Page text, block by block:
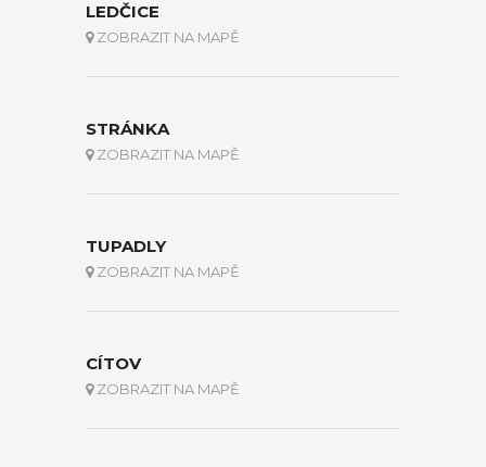
LEDČICE
ZOBRAZIT NA MAPĚ
STRÁNKA
ZOBRAZIT NA MAPĚ
TUPADLY
ZOBRAZIT NA MAPĚ
CÍTOV
ZOBRAZIT NA MAPĚ